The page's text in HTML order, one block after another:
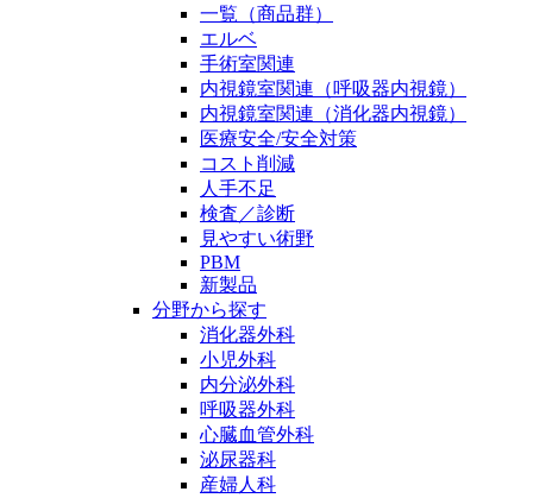
一覧（商品群）
エルベ
手術室関連
内視鏡室関連（呼吸器内視鏡）
内視鏡室関連（消化器内視鏡）
医療安全/安全対策
コスト削減
人手不足
検査／診断
見やすい術野
PBM
新製品
分野から探す
消化器外科
小児外科
内分泌外科
呼吸器外科
心臓血管外科
泌尿器科
産婦人科